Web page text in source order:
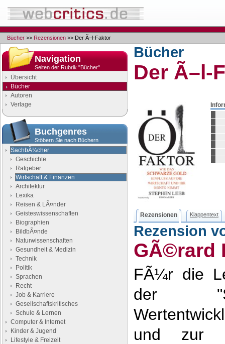
Bücher >> Rezensionen >> Der Ã–l-Faktor
Navigation
Seiten der Rubrik "Bücher"
Übersicht
Bücher
Autoren
Verlage
Buchgenres
Stöbern Sie nach Büchern
SachbÃ¼cher
Geschichte
Ratgeber
Wirtschaft & Finanzen
Architektur
Lexika
Reisen & LÃ¤nder
Geisteswissenschaften
Biographien
BildbÃ¤nde
Naturwissenschaften
Gesundheit & Medizin
Technik
Politik
Sprachen
Recht
Job & Karriere
Gesellschaftskritisches
Schule & Lernen
Computer & Internet
Kinder & Jugend
Lifestyle & Freizeit
Bücher
Der Ã–l-
Rezensionen Klappentext
Rezension
GÃ©rard
FÃ¼r die
der
und zur